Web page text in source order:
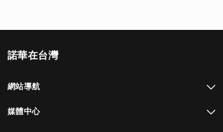
諾華在台灣
網站導航
媒體中心